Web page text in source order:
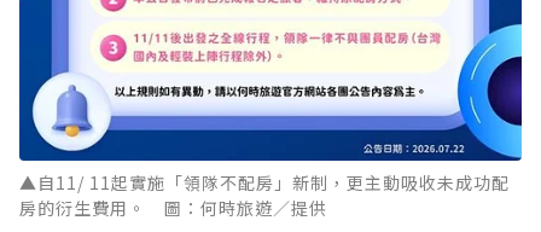
▲自11/ 11起實施「領隊不配房」新制，更主動吸收未成功配
房的衍生費用。 圖：何時旅遊／提供